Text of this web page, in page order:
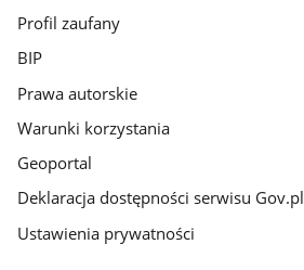
Profil zaufany
BIP
Prawa autorskie
Warunki korzystania
Geoportal
Deklaracja dostępności serwisu Gov.pl
Ustawienia prywatności